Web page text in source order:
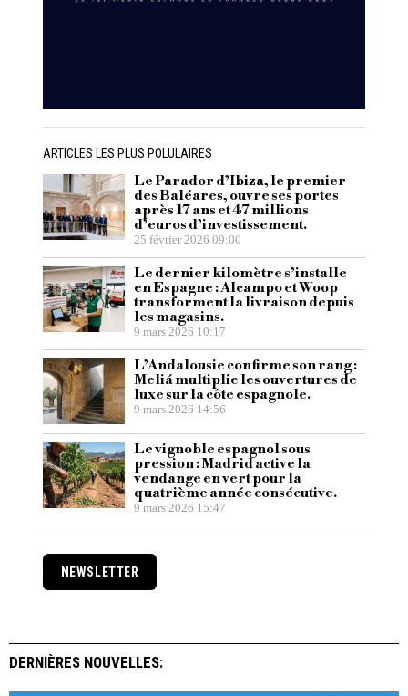
ARTICLES LES PLUS POLULAIRES
Le Parador d’Ibiza, le premier
des Baléares, ouvre ses portes
après 17 ans et 47 millions
d’euros d’investissement.
25 février 2026 09:00
Le dernier kilomètre s’installe
en Espagne : Alcampo et Woop
transforment la livraison depuis
les magasins.
9 mars 2026 10:17
L’Andalousie confirme son rang :
Meliá multiplie les ouvertures de
luxe sur la côte espagnole.
9 mars 2026 14:56
Le vignoble espagnol sous
pression : Madrid active la
vendange en vert pour la
quatrième année consécutive.
9 mars 2026 15:47
NEWSLETTER
DERNIÈRES NOUVELLES: